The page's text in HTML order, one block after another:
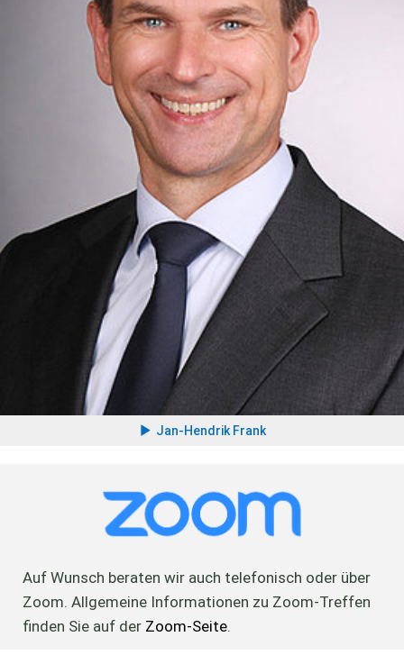
Jan-Hendrik Frank
Auf Wunsch beraten wir auch telefonisch oder über
Zoom. Allgemeine Informationen zu Zoom-Treffen
finden Sie auf der Zoom-Seite.